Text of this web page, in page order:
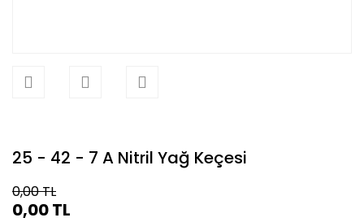
25 - 42 - 7 A Nitril Yağ Keçesi
0,00 TL
0,00 TL